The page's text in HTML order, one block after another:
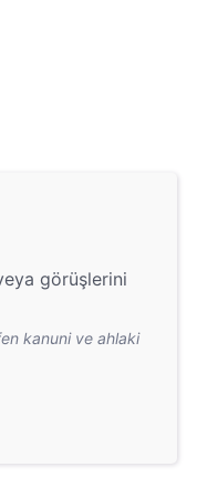
görüşlerini
kanuni ve ahlaki